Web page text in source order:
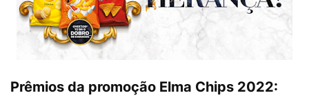
Prêmios da promoção Elma Chips 2022: